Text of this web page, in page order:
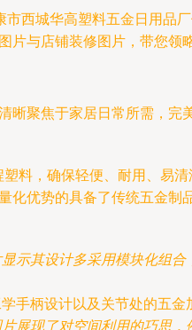
西城华高塑料五金日用
与店铺装修图片，带您领
聚焦于家居日常所需，完美
料，确保轻便、耐用、易
优势的具备了传统五金制
示其设计多采用模块化组
手柄设计以及关节处的五金
展现了对空间利用的巧思